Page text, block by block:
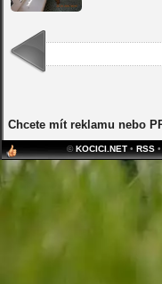
Chcete mít reklamu nebo
©KOCICI.NET •RSS